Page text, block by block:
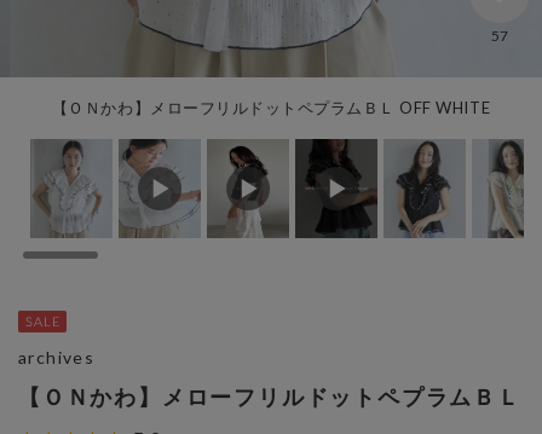
【ＯＮかわ】メローフリルドットペプラムＢＬ OFF WHITE
57
【ＯＮかわ】メローフリルドットペプラムＢＬ
archives